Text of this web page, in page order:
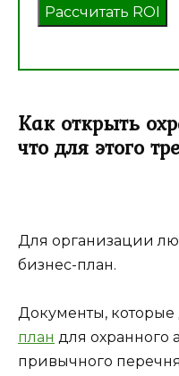
Рассчитать ROI
Как открыть
что для этого
Для организации
бизнес-план.
Документы,
план для охранного
привычного